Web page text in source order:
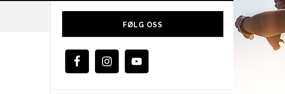
Hoved
FØLG OSS